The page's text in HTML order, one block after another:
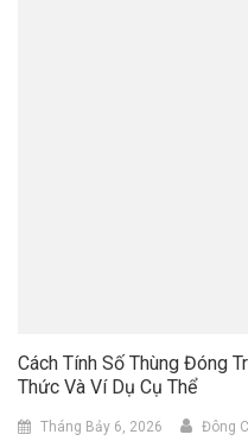
Cách Tính Số Thùng Đóng
Thức Và Ví Dụ Cụ Thể
Tháng Bảy 6, 2026 Đông